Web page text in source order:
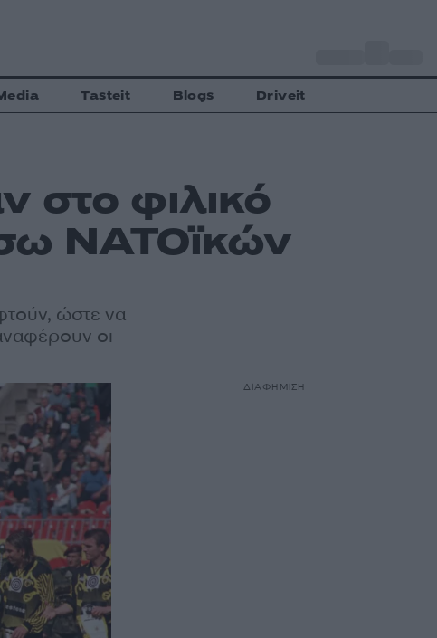
Tasteit Blogs Driveit
στο φιλικό
ΝΑΤΟϊκών
ώστε να
οι
ΔΙΑΦΗΜΙΣΗ